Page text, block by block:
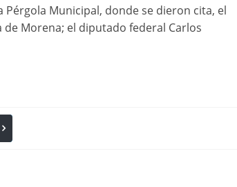
Municipal, donde se dieron cita, el
Morena; el diputado federal Carlos